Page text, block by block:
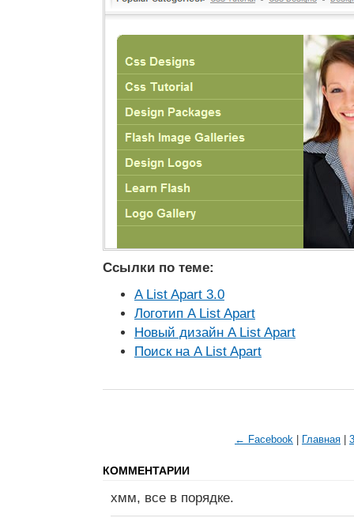
Ссылки по теме:
A List Apart 3.0
Логотип A List Apart
Новый дизайн A List Apart
Поиск на A List Apart
← Facebook Главная
КОММЕНТАРИИ
хмм, все в порядке.